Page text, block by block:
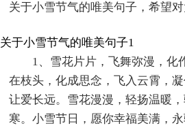
关于小雪节气的唯美句子，希望对
关于小雪节气的唯美句子1
1、雪花片片，飞舞弥漫，化
在枝头，化成思念，飞入云霄，
让爱长远。雪花漫漫，轻扬温暖
寒。小雪节日，愿你幸福美满，永